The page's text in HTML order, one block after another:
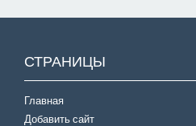
СТРАНИЦЫ
Главная
Добавить сайт